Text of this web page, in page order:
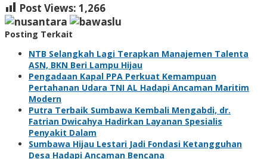
Post Views: 1,266
Posting Terkait
NTB Selangkah Lagi Terapkan Manajemen Talenta
ASN, BKN Beri Lampu Hijau
Pengadaan Kapal PPA Perkuat Kemampuan
Pertahanan Udara TNI AL Hadapi Ancaman Maritim
Modern
Putra Terbaik Sumbawa Kembali Mengabdi, dr.
Fatrian Dwicahya Hadirkan Layanan Spesialis
Penyakit Dalam
Sumbawa Hijau Lestari Jadi Fondasi Ketangguhan
Desa Hadapi Ancaman Bencana